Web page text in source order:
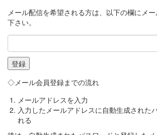
メール配信を希望される方は、以下の欄にメ
下さい。
◇メール会員登録までの流れ
メールアドレスを入力
入力したメールアドレスに自動生成された
れる